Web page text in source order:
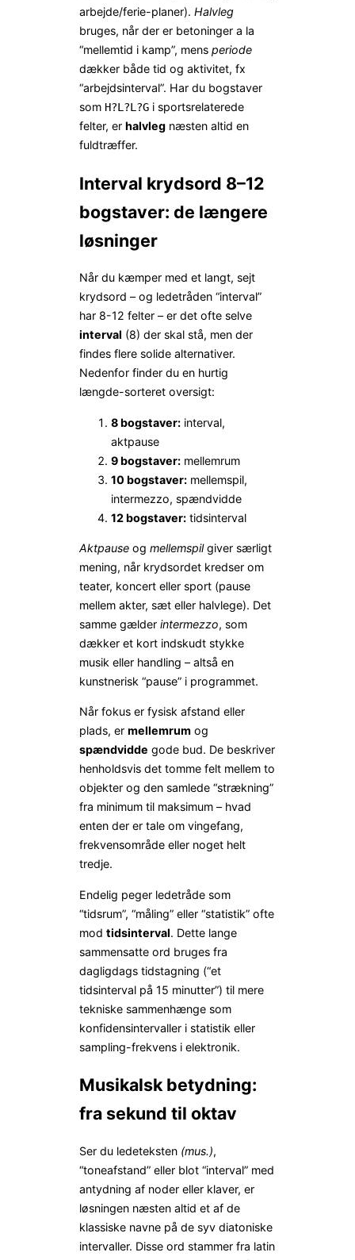
arbejde/ferie-planer). Halvleg
bruges, når der er betoninger a la
“mellemtid i kamp”, mens periode
dækker både tid og aktivitet, fx
“arbejds­­interval”. Har du bogstaver
som H?L?L?G i sportsrelaterede
felter, er halvleg næsten altid en
fuldtræffer.
Interval krydsord 8–12
bogstaver: de længere
løsninger
Når du kæmper med et langt, sejt
krydsord – og ledetråden “interval”
har 8-12 felter – er det ofte selve
interval (8) der skal stå, men der
findes flere solide alternativer.
Nedenfor finder du en hurtig
længde-sorteret oversigt:
8 bogstaver: interval,
aktpause
9 bogstaver: mellemrum
10 bogstaver: mellemspil,
intermezzo, spændvidde
12 bogstaver: tidsinterval
Aktpause og mellemspilgiver særligt
mening, når krydsordet kredser om
teater, koncert eller sport (pause
mellem akter, sæt eller halvlege). Det
samme gælder intermezzo, som
dækker et kort indskudt stykke
musik eller handling – altså en
kunstnerisk “pause” i programmet.
Når fokus er fysisk afstand eller
plads, er mellemrum og
spændvidde gode bud. De beskriver
henholdsvis det tomme felt mellem to
objekter og den samlede “strækning”
fra minimum til maksimum – hvad
enten der er tale om vingefang,
frekvensområde eller noget helt
tredje.
Endelig peger ledetråde som
“tidsrum”, “måling” eller “statistik” ofte
mod tidsinterval. Dette lange
sammensatte ord bruges fra
dagligdags tidstagning (“et
tidsinterval på 15 minutter”) til mere
tekniske sammenhænge som
konfidensintervaller i statistik eller
sampling-frekvens i elektronik.
Musikalsk betydning:
fra sekund til oktav
Ser du ledeteksten (mus.),
“toneafstand” eller blot “interval” med
antydning af noder eller klaver, er
løsningen næsten altid et af de
klassiske navne på de syv diatoniske
intervaller. Disse ord stammer fra latin